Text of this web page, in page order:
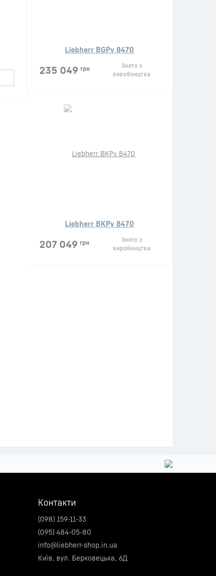
Liebherr BGPv 8470
235 049 грн
Знято з
виробництва
Liebherr BKPv 8470
207 049 грн
Знято з
виробництва
Контакти
(098) 159-11-33
(095) 484-05-80
info@liebherr-shop.in.ua
Київ, вул. Берковецька, 6Д